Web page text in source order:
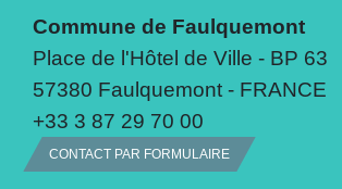
Commune de Faulquemont
Place de l'Hôtel de Ville - BP 63
57380 Faulquemont - FRANCE
+33 3 87 29 70 00
CONTACT PAR FORMULAIRE